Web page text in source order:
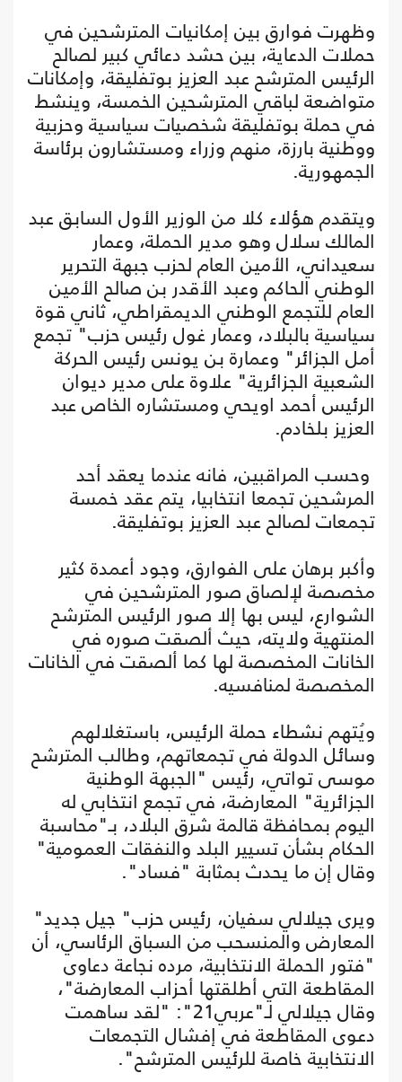
وظهرت فوارق بين إمكانيات المترشحين في
حملات الدعاية، بين حشد دعائي كبير لصالح
الرئيس المترشح عبد العزيز بوتفليقة، وإمكانات
متواضعة لباقي المترشحين الخمسة، وينشط
في حملة بوتفليقة شخصيات سياسية وحزبية
ووطنية بارزة، منهم وزراء ومستشارون برئاسة
الجمهورية.
ويتقدم هؤلاء كلا من الوزير الأول السابق عبد
المالك سلال وهو مدير الحملة، وعمار
سعيداني، الأمين العام لحزب جبهة التحرير
الوطني الحاكم وعبد الأقدر بن صالح الأمين
العام للتجمع الوطني الديمقراطي، ثاني قوة
سياسية بالبلاد، وعمار غول رئيس حزب" تجمع
أمل الجزائر" وعمارة بن يونس رئيس الحركة
الشعبية الجزائرية" علاوة على مدير ديوان
الرئيس أحمد اويحي ومستشاره الخاص عبد
العزيز بلخادم.
وحسب المراقبين، فانه عندما يعقد أحد
المرشحين تجمعا انتخابيا، يتم عقد خمسة
تجمعات لصالح عبد العزيز بوتفليقة.
وأكبر برهان على الفوارق، وجود أعمدة كثير
مخصصة لإلصاق صور المترشحين في
الشوارع، ليس بها إلا صور الرئيس المترشح
المنتهية ولايته، حيث ألصقت صوره في
الخانات المخصصة لها كما ألصقت في الخانات
المخصصة لمنافسيه.
ويُتهم نشطاء حملة الرئيس، باستغلالهم
وسائل الدولة في تجمعاتهم، وطالب المترشح
موسى تواتي، رئيس "الجبهة الوطنية
الجزائرية" المعارضة، في تجمع انتخابي له
اليوم بمحافظة قالمة شرق البلاد، بـ"محاسبة
الحكام بشأن تسيير البلد والنفقات العمومية"
وقال إن ما يحدث بمثابة "فساد".
ويرى جيلالي سفيان، رئيس حزب" جيل جديد"
المعارض والمنسحب من السباق الرئاسي، أن
"فتور الحملة الانتخابية، مرده نجاعة دعاوى
المقاطعة التي أطلقتها أحزاب المعارضة"،
وقال جيلالي لـ"عربي21": "لقد ساهمت
دعوى المقاطعة في إفشال التجمعات
الانتخابية خاصة للرئيس المترشح".